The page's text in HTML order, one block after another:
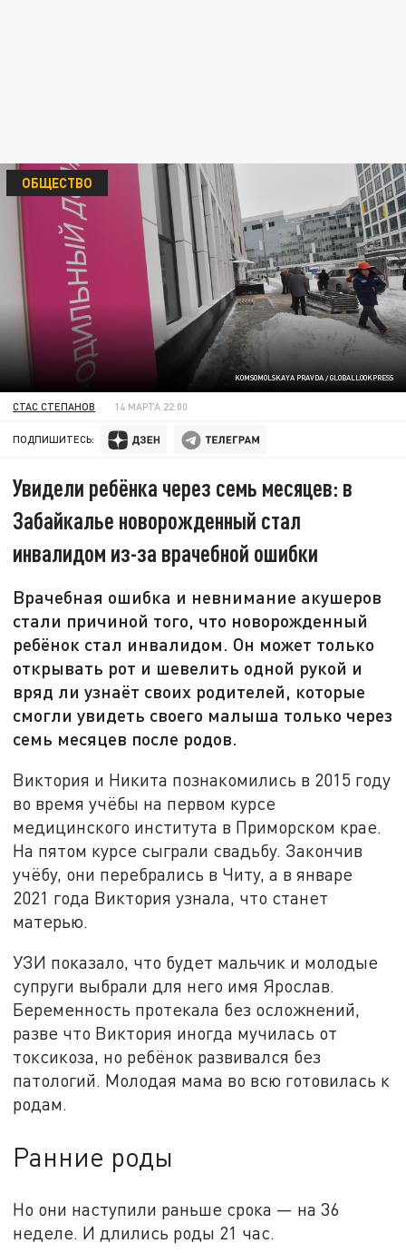
KOMSOMOLSKAYA PRAVDA / GLOBALLOOKPRESS
ОБЩЕСТВО
СТАС СТЕПАНОВ 14 МАРТА 22:00
ПОДПИШИТЕСЬ:
Увидели ребёнка через семь месяцев: в
Забайкалье новорожденный стал
инвалидом из-за врачебной ошибки
Врачебная ошибка и невнимание акушеров
стали причиной того, что новорожденный
ребёнок стал инвалидом. Он может только
открывать рот и шевелить одной рукой и
вряд ли узнаёт своих родителей, которые
смогли увидеть своего малыша только через
семь месяцев после родов.
Виктория и Никита познакомились в 2015 году
во время учёбы на первом курсе
медицинского института в Приморском крае.
На пятом курсе сыграли свадьбу. Закончив
учёбу, они перебрались в Читу, а в январе
2021 года Виктория узнала, что станет
матерью.
УЗИ показало, что будет мальчик и молодые
супруги выбрали для него имя Ярослав.
Беременность протекала без осложнений,
разве что Виктория иногда мучилась от
токсикоза, но ребёнок развивался без
патологий. Молодая мама во всю готовилась к
родам.
Ранние роды
Но они наступили раньше срока — на 36
неделе. И длились роды 21 час.